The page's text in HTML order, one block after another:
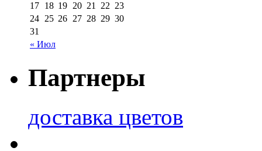
« Июл
17 18 19 20 21 22 23
24 25 26 27 28 29 30
31
Партнеры
доставка цветов